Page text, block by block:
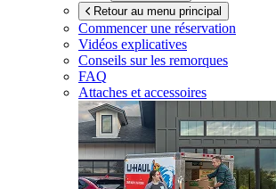
Retour au menu principal
Commencer une réservation
Vidéos explicatives
Conseils sur les remorques
FAQ
Attaches et accessoires